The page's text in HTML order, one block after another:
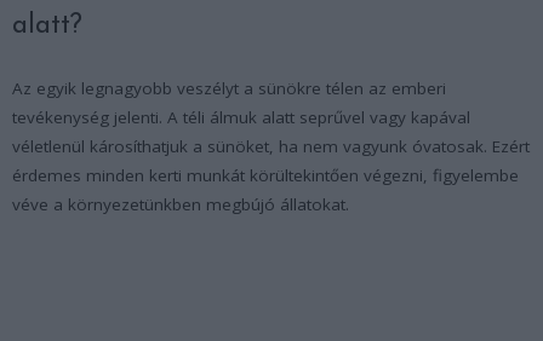
alatt?
Az egyik legnagyobb veszélyt a sünökre télen az emberi
tevékenység jelenti. A téli álmuk alatt seprűvel vagy kapával
véletlenül károsíthatjuk a sünöket, ha nem vagyunk óvatosak. Ezért
érdemes minden kerti munkát körültekintően végezni, figyelembe
véve a környezetünkben megbújó állatokat.